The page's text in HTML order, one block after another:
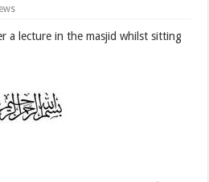
a lecture in the masjid whilst sitting